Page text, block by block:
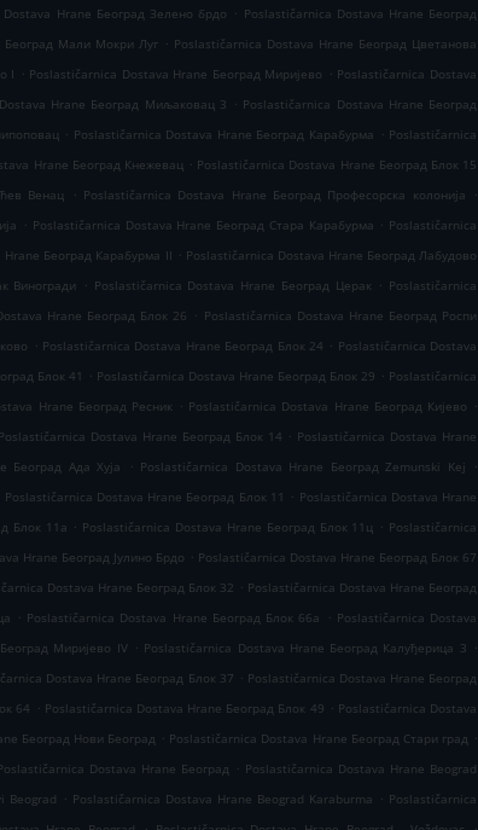
Hrane Београд Зелено брдо . Poslastičarnica Dostava Hrane Београд
Београд Мали Мокри Луг . Poslastičarnica Dostava Hrane Београд Цветанова
I . Poslastičarnica Dostava Hrane Београд Миријево . Poslastičarnica Dostava
Hrane Београд Миљаковац 3 . Poslastičarnica Dostava Hrane Београд
. Poslastičarnica Dostava Hrane Београд Карабурма . Poslastičarnica
Hrane Београд Кнежевац . Poslastičarnica Dostava Hrane Београд Блок 15
Венац . Poslastičarnica Dostava Hrane Београд Професорска колонија
.
. Poslastičarnica Dostava Hrane Београд Стара Карабурма . Poslastičarnica
Београд Карабурма II . Poslastičarnica Dostava Hrane Београд Лабудово
Виногради . Poslastičarnica Dostava Hrane Београд Церак . Poslastičarnica
Hrane Београд Блок 26 . Poslastičarnica Dostava Hrane Београд Роспи
. Poslastičarnica Dostava Hrane Београд Блок 24 . Poslastičarnica Dostava
Блок 41 . Poslastičarnica Dostava Hrane Београд Блок 29 . Poslastičarnica
Hrane Београд Ресник . Poslastičarnica Dostava Hrane Београд Кијево .
Poslastičarnica Dostava Hrane Београд Блок 14 . Poslastičarnica Dostava Hrane
Београд Ада Хуја . Poslastičarnica Dostava Hrane Београд Zemunski Kej
.
Poslastičarnica Dostava Hrane Београд Блок 11 . Poslastičarnica Dostava Hrane
Блок 11а . Poslastičarnica Dostava Hrane Београд Блок 11ц . Poslastičarnica
Hrane Београд Јулино Брдо . Poslastičarnica Dostava Hrane Београд Блок 67
Dostava Hrane Београд Блок 32 . Poslastičarnica Dostava Hrane Београд
. Poslastičarnica Dostava Hrane Београд Блок 66а . Poslastičarnica Dostava
Миријево IV . Poslastičarnica Dostava Hrane Београд Калуђерица 3 .
Dostava Hrane Београд Блок 37 . Poslastičarnica Dostava Hrane Београд
64 . Poslastičarnica Dostava Hrane Београд Блок 49 . Poslastičarnica Dostava
Београд Нови Београд . Poslastičarnica Dostava Hrane Београд Стари град .
Dostava Hrane Београд . Poslastičarnica Dostava Hrane Beograd
Beograd . Poslastičarnica Dostava Hrane Beograd Karaburma . Poslastičarnica
. .